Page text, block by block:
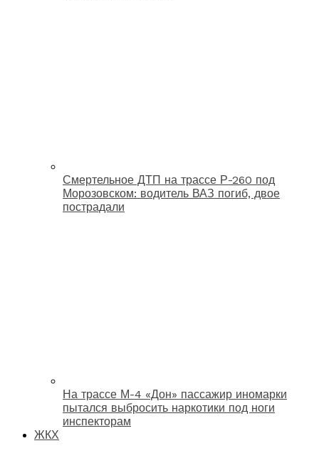
Смертельное ДТП на трассе Р-260 под
Морозовском: водитель ВАЗ погиб, двое
пострадали
На трассе М-4 «Дон» пассажир иномарки
пытался выбросить наркотики под ноги
инспекторам
ЖКХ